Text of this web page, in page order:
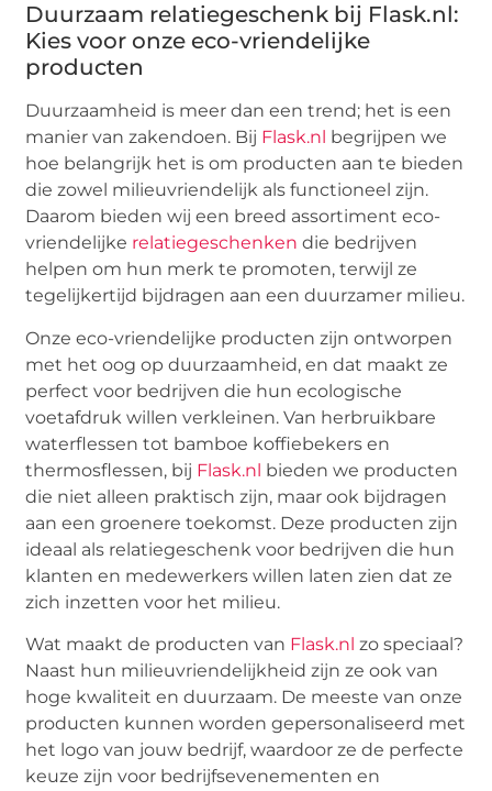
Duurzaam relatiegeschenk bij Flask.nl:
Kies voor onze eco-vriendelijke
producten
Duurzaamheid is meer dan een trend; het is een
manier van zakendoen. Bij Flask.nl begrijpen we
hoe belangrijk het is om producten aan te bieden
die zowel milieuvriendelijk als functioneel zijn.
Daarom bieden wij een breed assortiment eco-
vriendelijke relatiegeschenken die bedrijven
helpen om hun merk te promoten, terwijl ze
tegelijkertijd bijdragen aan een duurzamer milieu.
Onze eco-vriendelijke producten zijn ontworpen
met het oog op duurzaamheid, en dat maakt ze
perfect voor bedrijven die hun ecologische
voetafdruk willen verkleinen. Van herbruikbare
waterflessen tot bamboe koffiebekers en
thermosflessen, bij Flask.nl bieden we producten
die niet alleen praktisch zijn, maar ook bijdragen
aan een groenere toekomst. Deze producten zijn
ideaal als relatiegeschenk voor bedrijven die hun
klanten en medewerkers willen laten zien dat ze
zich inzetten voor het milieu.
Wat maakt de producten van Flask.nl zo speciaal?
Naast hun milieuvriendelijkheid zijn ze ook van
hoge kwaliteit en duurzaam. De meeste van onze
producten kunnen worden gepersonaliseerd met
het logo van jouw bedrijf, waardoor ze de perfecte
keuze zijn voor bedrijfsevenementen en